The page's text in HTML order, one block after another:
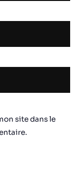
site dans le